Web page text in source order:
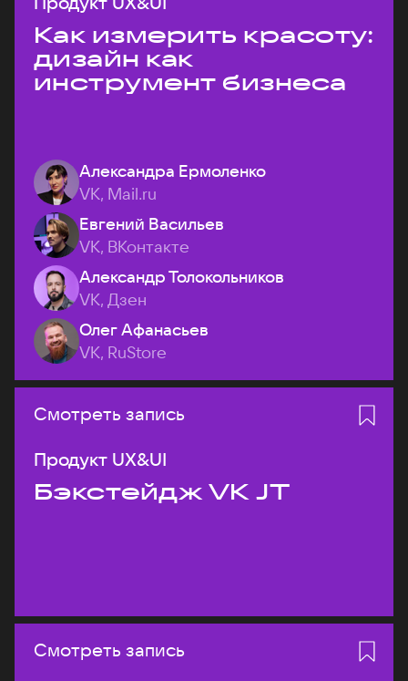
Как измерить красоту:
дизайн как
инструмент бизнеса
Александра Ермоленко
VK, Mail.ru
Евгений Васильев
VK, ВКонтакте
Александр Толокольников
VK, Дзен
Олег Афанасьев
VK, RuStore
Смотреть запись
Продукт UX&UI
Бэкстейдж VK JT
Смотреть запись